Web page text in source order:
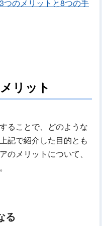
つのメリットと8つの手
リット
ることで、どのような
記で紹介した目的とも
のメリットについて、
る